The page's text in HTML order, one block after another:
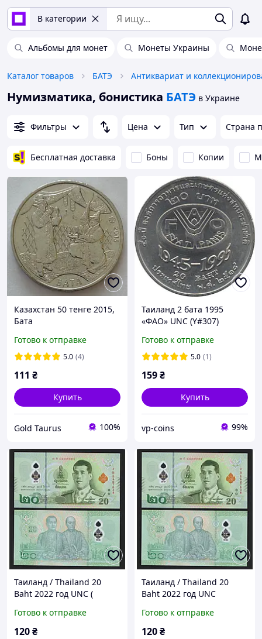
В категории
Альбомы для монет Монеты Украины
Каталог товаров БАТЭ
Нумизматика, бонистика БАТЭ в Украине
Фильтры Цена Тип Страна
Бесплатная доставка Боны Копии
Казахстан 50 тенге 2015,
Бата
Готово к отправке
5.0 (4)
111 ₴
Купить
Gold Taurus 100%
Таиланд 2 бата 1995
«ФАО» UNC (Y#307)
Готово к отправке
5.0 (1)
159₴
Купить
vp-coins 99%
Таиланд / Thailand 20
Baht 2022 год UNC (
Готово к отправке
120₴
Таиланд / Thailand 20
Baht 2022 год UNC
Готово к отправке
120₴